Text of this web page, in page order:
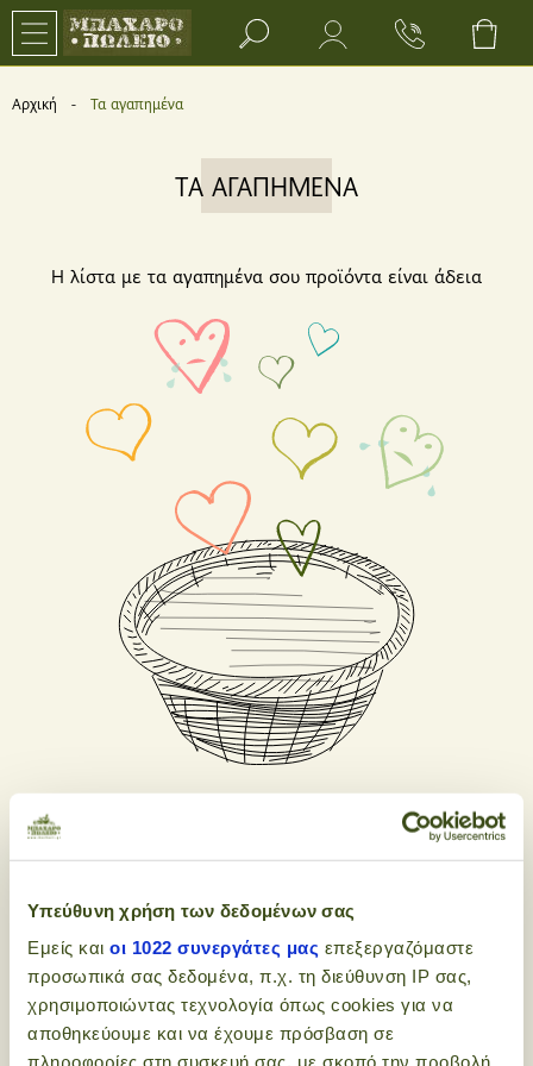
Υπεύθυνη χρήση των δεδομένων σας
Εμείς και οι 1022 συνεργάτες μας επεξεργαζόμαστε
προσωπικά σας δεδομένα, π.χ. τη διεύθυνση IP σας,
χρησιμοποιώντας τεχνολογία όπως cookies για να
αποθηκεύουμε και να έχουμε πρόσβαση σε
πληροφορίες στη συσκευή σας, με σκοπό την προβολή
Search bar input field
Αρχική Current:
Τα αγαπημένα
ΤΑ ΑΓΑΠΗΜΕΝΑ
H λίστα με τα αγαπημένα σου προϊόντα είναι άδεια
Εγγραφείτε στο